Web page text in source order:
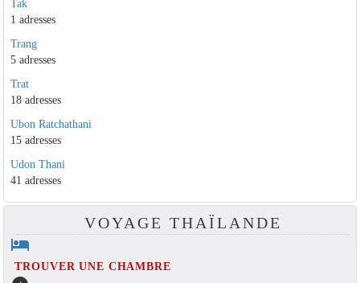
Tak
1 adresses
Trang
5 adresses
Trat
18 adresses
Ubon Ratchathani
15 adresses
Udon Thani
41 adresses
VOYAGE THAÏLANDE
hotel
TROUVER UNE CHAMBRE